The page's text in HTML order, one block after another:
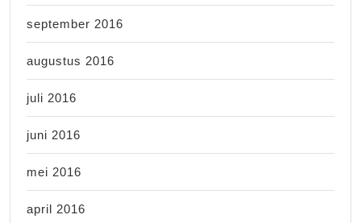
september 2016
augustus 2016
juli 2016
juni 2016
mei 2016
april 2016